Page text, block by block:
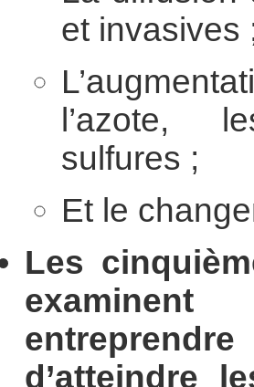
et invasives
l’azote,
sulfures ;
Et le
Les
d’atteindre